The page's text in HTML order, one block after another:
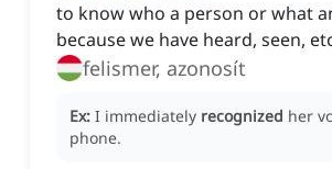
to know who a person or what
because we have heard, seen,
felismer, azonosít
Ex: I immediately recognized her
phone.